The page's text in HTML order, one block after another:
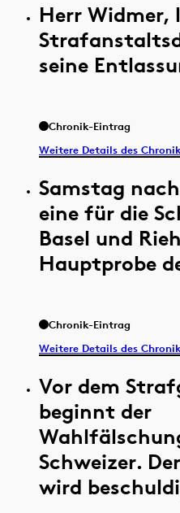
Herr Widmer,
seine
Chronik-Eintrag
Weitere Details des
Samstag
eine für die
Basel und
Hauptprobe
Chronik-Eintrag
Weitere Details des
Vor dem
beginnt der
Schweizer.
wird